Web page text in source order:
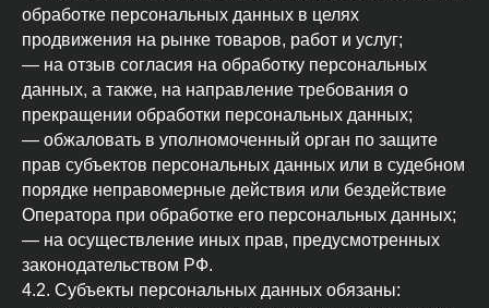
обработке персональных данных в целях
продвижения на рынке товаров, работ и услуг;
— на отзыв согласия на обработку персональных
данных, а также, на направление требования о
прекращении обработки персональных данных;
— обжаловать в уполномоченный орган по защите
прав субъектов персональных данных или в судебном
порядке неправомерные действия или бездействие
Оператора при обработке его персональных данных;
— на осуществление иных прав, предусмотренных
законодательством РФ.
4.2. Субъекты персональных данных обязаны: